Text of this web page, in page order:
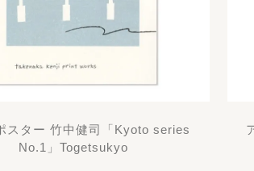
スター 竹中健司「Kyoto series
No.1」Togetsukyo